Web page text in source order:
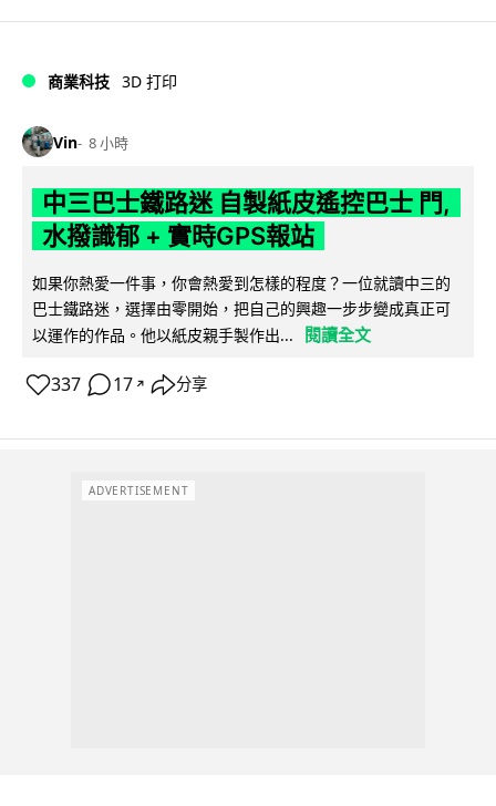
商業科技 3D 打印
Vin 8 小時
中三巴士鐵路迷 自製紙皮遙控巴士 門,
水撥識郁 + 實時GPS報站
如果你熱愛一件事，你會熱愛到怎樣的程度？一位就讀中三的
巴士鐵路迷，選擇由零開始，把自己的興趣一步步變成真正可
以運作的作品。他以紙皮親手製作出...
閱讀全文
337 17 ↗ 分享
ADVERTISEMENT